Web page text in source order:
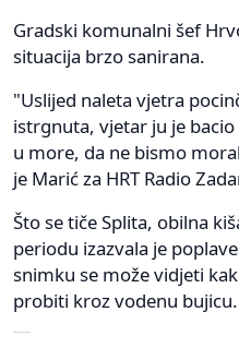
Gradski komunalni šef
situacija brzo sanirana.
"Uslijed naleta vjetra
istrgnuta, vjetar ju je
u more, da ne bismo
je Marić za HRT Radio
Što se tiče Splita, obilna
periodu izazvala je
snimku se može vidjeti
probiti kroz vodenu bujicu.